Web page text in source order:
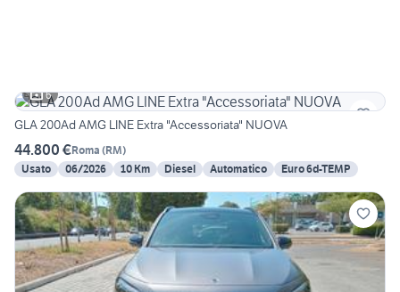
6
GLA 200Ad AMG LINE Extra "Accessoriata" NUOVA
44.800 €Roma (RM)
Usato
06/2026 10 Km Diesel Automatico Euro 6d-TEMP